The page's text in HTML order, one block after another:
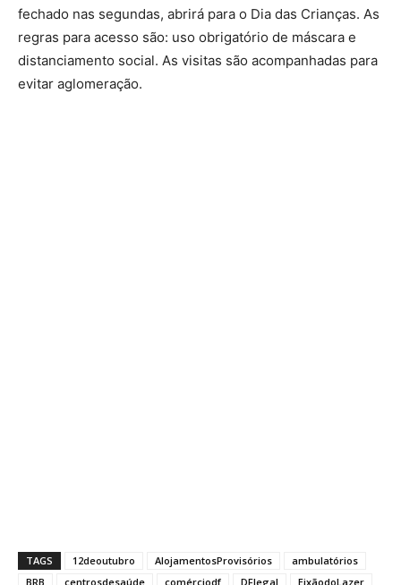
fechado nas segundas, abrirá para o Dia das Crianças. As
regras para acesso são: uso obrigatório de máscara e
distanciamento social. As visitas são acompanhadas para
evitar aglomeração.
TAGS 12deoutubro AlojamentosProvisórios
ambulatórios
BRB
centrosdesaúde comérciodf DFlegal
EixãodoLazer